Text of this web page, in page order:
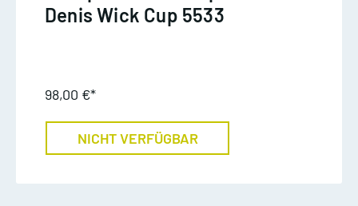
Denis Wick Cup 5533
98,00 €*
NICHT VERFÜGBAR